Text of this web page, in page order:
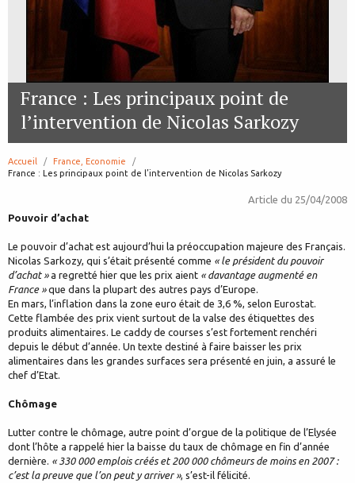
France : Les principaux point de
l’intervention de Nicolas Sarkozy
Accueil
France, Economie
page:
France : Les principaux point de l’intervention de Nicolas Sarkozy
Article du 25/04/2008
Pouvoir d’achat
Le pouvoir d’achat est aujourd’hui la préoccupation majeure des Français.
Nicolas Sarkozy, qui s’était présenté comme « le président du pouvoir
d’achat »a regretté hier que les prix aient « davantage augmenté en
France »que dans la plupart des autres pays d’Europe.
En mars, l’inflation dans la zone euro était de 3,6 %, selon Eurostat.
Cette flambée des prix vient surtout de la valse des étiquettes des
produits alimentaires. Le caddy de courses s’est fortement renchéri
depuis le début d’année. Un texte destiné à faire baisser les prix
alimentaires dans les grandes surfaces sera présenté en juin, a assuré le
chef d’Etat.
Chômage
Lutter contre le chômage, autre point d’orgue de la politique de l’Elysée
dont l’hôte a rappelé hier la baisse du taux de chômage en fin d’année
dernière. « 330 000 emplois créés et 200 000 chômeurs de moins en 2007 :
c’est la preuve que l’on peut y arriver », s’est-il félicité.